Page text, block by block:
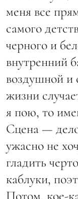
меня все
самого
черного и
внутренний
воздушной и
жизни
я пою, то
Сцена —
ужасно не
гладить
каблуки,
Потом, кое-